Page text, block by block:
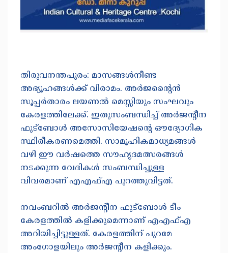
തിരുവനന്തപുരം: മാസങ്ങള്‍നീണ്ട
അഭ്യൂഹങ്ങള്‍ക്ക് വിരാമം. അര്‍ജന്റൈന്‍
സൂപ്പര്‍താരം ലയണല്‍ മെസ്സിയും സംഘവും
കേരളത്തിലേക്ക്. ഇതുസംബന്ധിച്ച് അര്‍ജന്റീന
ഫുട്‌ബോള്‍ അസോസിയേഷന്റെ ഔദ്യോഗിക
സ്ഥിരീകരണമെത്തി. സാമൂഹികമാധ്യമങ്ങള്‍
വഴി ഈ വര്‍ഷത്തെ സൗഹൃദമത്സരങ്ങള്‍
നടക്കുന്ന വേദികള്‍ സംബന്ധിച്ചുള്ള
വിവരമാണ് എഎഫ്എ പുറത്തുവിട്ടത്.
നവംബറില്‍ അര്‍ജന്റീന ഫുട്‌ബോള്‍ ടീം
കേരളത്തില്‍ കളിക്കുമെന്നാണ് എഎഫ്എ
അറിയിച്ചിട്ടുള്ളത്. കേരളത്തിന് പുറമേ
അംഗോളയിലും അര്‍ജന്റീന കളിക്കും.